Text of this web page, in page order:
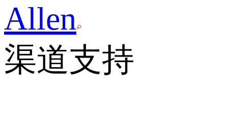
Allen
渠道支持